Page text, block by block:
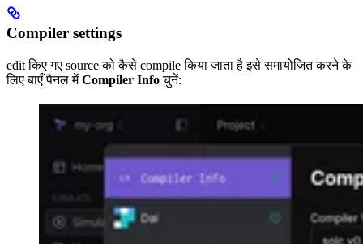
Compiler settings
edit किए गए source को कैसे compile किया जाता है इसे समायोजित करने के
लिए बाएँ पैनल मेंCompiler Infoचुनें: